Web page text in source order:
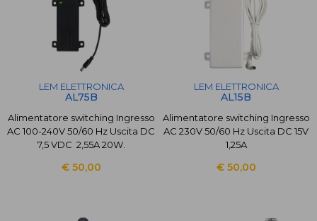
LEM ELETTRONICA
AL75B
Alimentatore switching Ingresso
AC 100-240V 50/60 Hz Uscita DC
7,5 VDC 2,55A 20W.
€ 50,00
LEM ELETTRONICA
AL15B
Alimentatore switching Ingresso
AC 230V 50/60 Hz Uscita DC 15V
1,25A
€ 50,00